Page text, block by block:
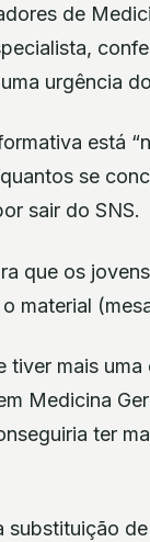
de
urgência
está
se
sair do SNS.
que os
material
tiver mais
Medicina
ter
substituição